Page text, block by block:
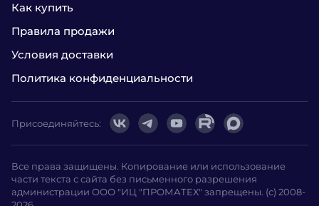
Как купить
Правила продажи
Условия доставки
Политика конфиденциальности
Все права защищены. Копирование или использование
части текста с сайта без письменного разрешения
администрации ООО "ИЦ "ПРОМАТЕХ" запрещены. (с) 2008-
Присоединяйтесь: